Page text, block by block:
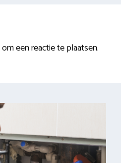
om een reactie te plaatsen.